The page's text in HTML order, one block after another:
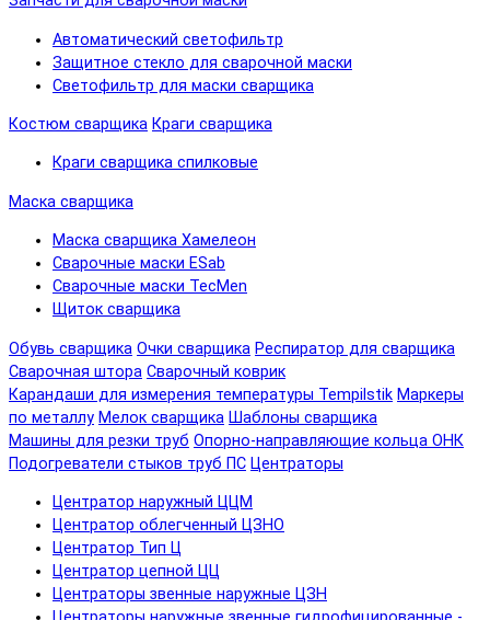
Автоматический светофильтр
Защитное стекло для сварочной маски
Светофильтр для маски сварщика
Костюм сварщика Краги сварщика
Краги сварщика спилковые
Маска сварщика
Маска сварщика Хамелеон
Сварочные маски ESab
Сварочные маски TecMen
Щиток сварщика
Обувь сварщика Очки сварщика Респиратор для сварщика
Сварочная штора Сварочный коврик
Карандаши для измерения температуры Tempilstik Маркеры
по металлу Мелок сварщика Шаблоны сварщика
Машины для резки труб Опорно-направляющие кольца ОНК
Подогреватели стыков труб ПС Центраторы
Центратор наружный ЦЦМ
Центратор облегченный ЦЗНО
Центратор Тип Ц
Центратор цепной ЦЦ
Центраторы звенные наружные ЦЗН